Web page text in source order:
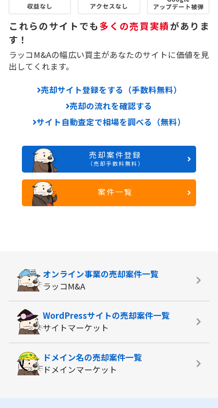
これらのサイトでも多くの売買実績がありま
す！
ラッコM&Aの幅広い買主があなたのサイトに価値を見
出してくれます。
売却サイト登録をする（手数料無料）
売却の流れを確認する
サイト自動査定で相場を調べる（無料）
売却案件登録
（売却手数料無料）
案件一覧
オンライン事業の売却案件一覧
ラッコM&A
WordPressサイトの売却案件一覧
サイトマーケット
ドメイン名の売却案件一覧
ドメインマーケット